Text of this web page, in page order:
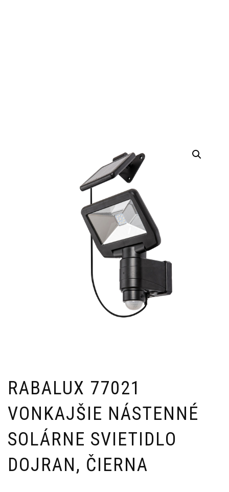
RABALUX 77021
VONKAJŠIE NÁSTENNÉ
SOLÁRNE SVIETIDLO
DOJRAN, ČIERNA